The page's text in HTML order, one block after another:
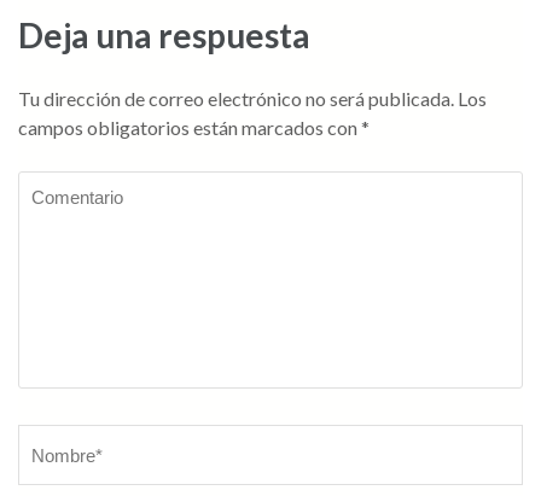
Deja una respuesta
Tu dirección de correo electrónico no será publicada. Los
campos obligatorios están marcados con *